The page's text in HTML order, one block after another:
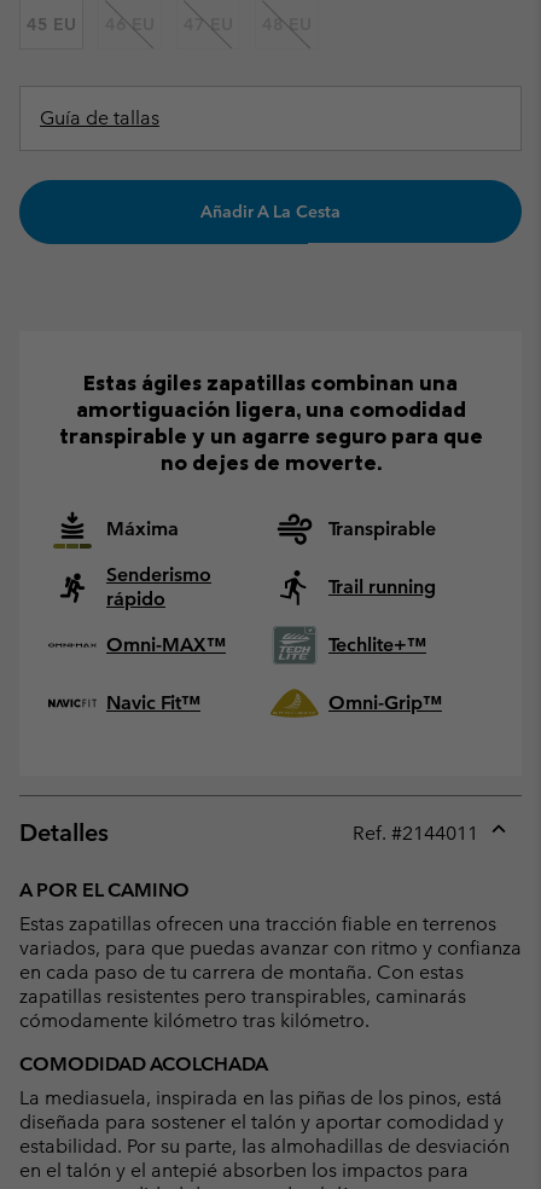
45 EU 46 EU 47 EU 48 EU
Guía de tallas
Añadir A La Cesta
Estas ágiles zapatillas combinan una
amortiguación ligera, una comodidad
transpirable y un agarre seguro para que
no dejes de moverte.
Máxima
Transpirable
Senderismo
rápido
Trail running
Omni-MAX™ Techlite+™
Navic Fit™ Omni-Grip™
Detalles Ref. #2144011
A POR EL CAMINO
Estas zapatillas ofrecen una tracción fiable en terrenos
variados, para que puedas avanzar con ritmo y confianza
en cada paso de tu carrera de montaña. Con estas
zapatillas resistentes pero transpirables, caminarás
cómodamente kilómetro tras kilómetro.
COMODIDAD ACOLCHADA
La mediasuela, inspirada en las piñas de los pinos, está
diseñada para sostener el talón y aportar comodidad y
estabilidad. Por su parte, las almohadillas de desviación
en el talón y el antepié absorben los impactos para